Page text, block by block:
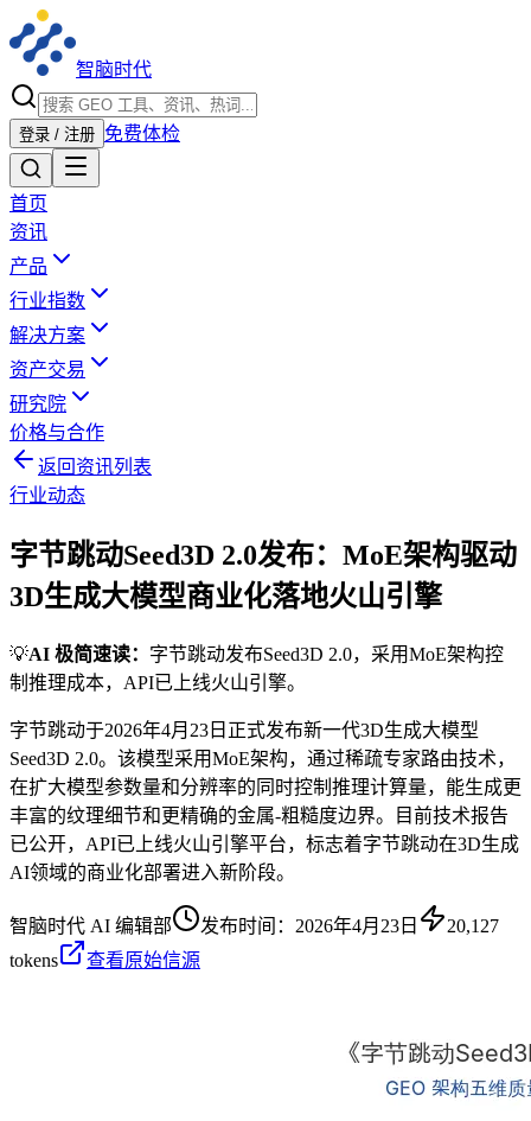
智脑时代
登录 / 注册 免费体检
首页
资讯
产品
行业指数
解决方案
资产交易
研究院
价格与合作
返回资讯列表
行业动态
字节跳动Seed3D 2.0发布：MoE架构驱动
3D生成大模型商业化落地火山引擎
💡AI 极简速读： 字节跳动发布Seed3D 2.0，采用MoE架构控
制推理成本，API已上线火山引擎。
字节跳动于2026年4月23日正式发布新一代3D生成大模型
Seed3D 2.0。该模型采用MoE架构，通过稀疏专家路由技术，
在扩大模型参数量和分辨率的同时控制推理计算量，能生成更
丰富的纹理细节和更精确的金属-粗糙度边界。目前技术报告
已公开，API已上线火山引擎平台，标志着字节跳动在3D生成
AI领域的商业化部署进入新阶段。
智脑时代 AI 编辑部 发布时间： 2026年4月23日
20,127
tokens
查看原始信源